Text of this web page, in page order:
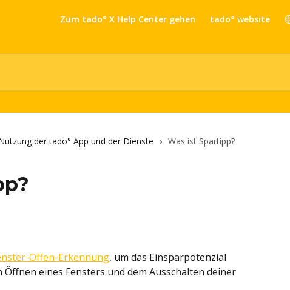
Zum tado° X Help Center gehen tado° website
der tado° App und der Dienste Was ist Spartipp?
Offen-Erkennung, um das Einsparpotenzial
Öffnen eines Fensters und dem Ausschalten deiner